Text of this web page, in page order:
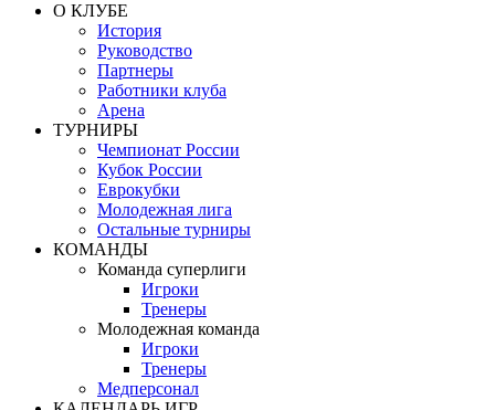
О КЛУБЕ
История
Руководство
Партнеры
Работники клуба
Арена
ТУРНИРЫ
Чемпионат России
Кубок России
Еврокубки
Молодежная лига
Остальные турниры
КОМАНДЫ
Команда суперлиги
Игроки
Тренеры
Молодежная команда
Игроки
Тренеры
Медперсонал